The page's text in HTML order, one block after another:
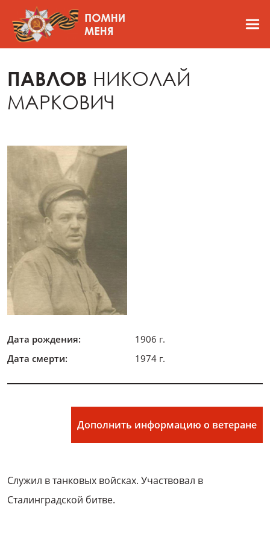
ПАВЛОВ НИКОЛАЙ
МАРКОВИЧ
Дата рождения:
1906 г.
Дата смерти:
1974 г.
Дополнить информацию о ветеране
Служил в танковых войсках. Участвовал в
Сталинградской битве.